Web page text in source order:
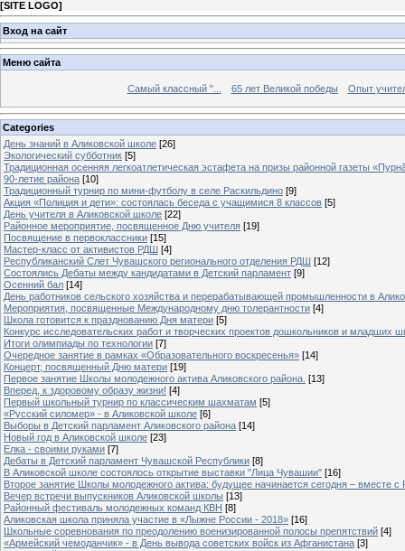
[SITE LOGO]
Вход на сайт
Меню сайта
Самый классный "... 65 лет Великой победы Опыт
Categories
День знаний в Аликовской школе [26]
Экологический субботник [5]
Традиционная осенняя легкоатлетическая эстафета на призы районной газеты
90-летие района [10]
Традиционный турнир по мини-футболу в селе Раскильдино [9]
Акция «Полиция и дети»: состоялась беседа с учащимися 8 классов [5]
День учителя в Аликовской школе [22]
Районное мероприятие, посвященное Дню учителя [19]
Посвящение в первоклассники [15]
Мастер-класс от активистов РДШ [4]
Республиканский Слет Чувашского регионального отделения РДШ [12]
Состоялись Дебаты между кандидатами в Детский парламент [9]
Осенний бал [14]
День работников сельского хозяйства и перерабатывающей промышленности в
Мероприятия, посвященные Международному дню толерантности [4]
Школа готовится к празднованию Дня матери [5]
Конкурс исследовательских работ и творческих проектов дошкольников и младших
Итоги олимпиады по технологии [7]
Очередное занятие в рамках «Образовательного воскресенья» [14]
Концерт, посвященный Дню матери [19]
Первое занятие Школы молодежного актива Аликовского района. [13]
Вперед, к здоровому образу жизни! [4]
Первый школьный турнир по классическим шахматам [5]
«Русский силомер» - в Аликовской школе [6]
Выборы в Детский парламент Аликовского района [14]
Новый год в Аликовской школе [23]
Елка - своими руками [7]
Дебаты в Детский парламент Чувашской Республики [8]
В Аликовской школе состоялось открытие выставки "Лица Чувашии" [16]
Второе занятие Школы молодежного актива: будущее начинается сегодня – вместе
Вечер встречи выпускников Аликовской школы [13]
Районный фестиваль молодежных команд КВН [8]
Аликовская школа приняла участие в «Лыжне России - 2018» [16]
Школьные соревнования по преодолению военизированной полосы препятствий [4]
«Армейский чемоданчик» - в День вывода советских войск из Афганистана [3]